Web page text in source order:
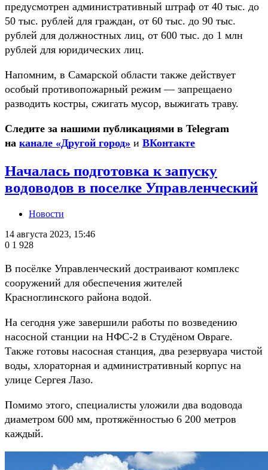
предусмотрен административный штраф от 40 тыс. до
50 тыс. рублей для граждан, от 60 тыс. до 90 тыс.
рублей для должностных лиц, от 600 тыс. до 1 млн
рублей для юридических лиц.
Напомним, в Самарской области также действует
особый противопожарный режим — запрещаено
разводить костры, сжигать мусор, выжигать траву.
Следите за нашими публикациями в Telegram
на канале «Другой город» и ВКонтакте
Началась подготовка к запуску
водоводов в поселке Управленческий
Новости
14 августа 2023, 15:46
0 1 928
В посёлке Управленческий достраивают комплекс
сооружений для обеспечения жителей
Красноглинского района водой.
На сегодня уже завершили работы по возведению
насосной станции на НФС-2 в Студёном Овраге.
Также готовы насосная станция, два резервуара чистой
воды, хлораторная и административный корпус на
улице Сергея Лазо.
Помимо этого, специалисты уложили два водовода
диаметром 600 мм, протяжённостью 6 200 метров
каждый.